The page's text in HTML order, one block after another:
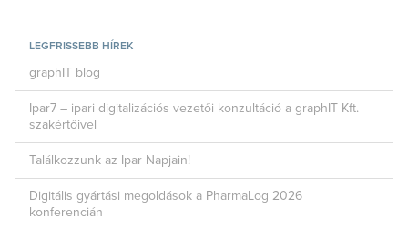
LEGFRISSEBB HÍREK
graphIT blog
Ipar7 – ipari digitalizációs vezetői konzultáció a graphIT Kft.
szakértőivel
Találkozzunk az Ipar Napjain!
Digitális gyártási megoldások a PharmaLog 2026
konferencián